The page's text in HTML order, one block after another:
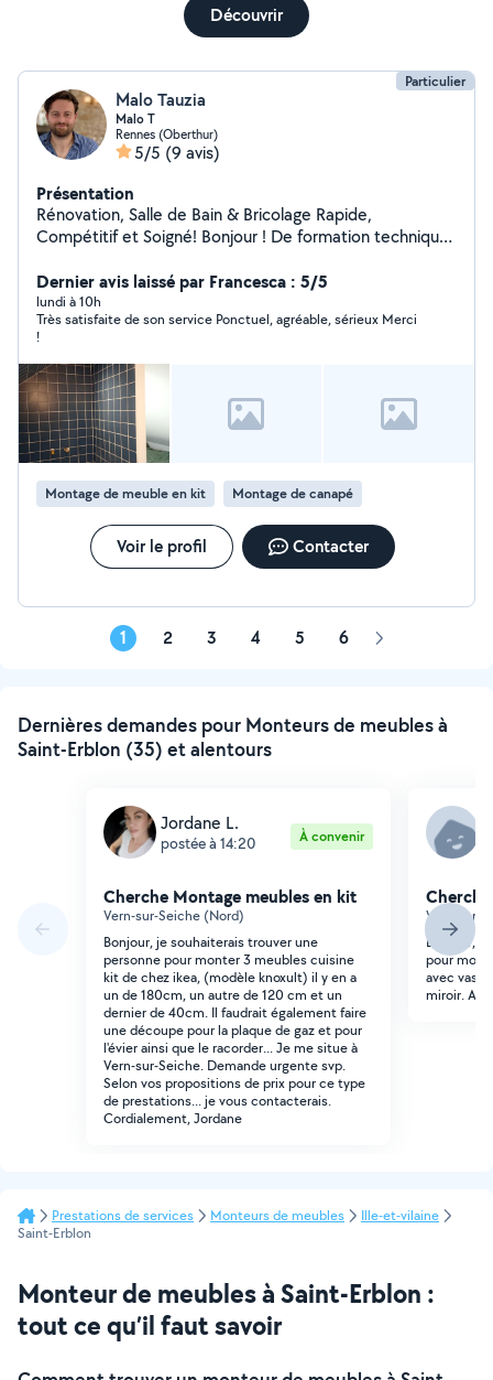
Découvrir
Particulier
Malo Tauzia
Malo T
Rennes (Oberthur)
5/5 (9 avis)
Présentation
Rénovation, Salle de Bain & Bricolage Rapide,
Compétitif et Soigné! Bonjour ! De formation technique
projets de rénovation ou vos besoins du quotidien. ️ Mes
services : Salle de bain clé en main : Plomberie,
électricité, carrelage et faïence. Aménagement
d'intérieur : Pose de placo et création de cloisons.
Bricolage & Petits travaux : Montage de meubles,
électricité, fixations, petites réparations, etc. Mes
engagements : Devis précis dans la journée (gratuit et
sans surprise). Tarifs compétitifs. Délais strictement
tenus et chantier toujours propre. Disponible et réactif.
Contactez-moi dès maintenant pour discuter de votre
projet !
Dernier avis laissé par Francesca : 5/5
lundi à 10h
Très satisfaite de son service Ponctuel, agréable, sérieux Merci
!
Montage de meuble en kit Montage de canapé
Voir le profil Contacter
1 2 3 4 5 6 Page
Dernières demandes pour Monteurs de meubles à
Saint-Erblon (35) et alentours
Jordane L.
postée à 14:20 À convenir
Cherche Montage meubles en kit
Vern-sur-Seiche (Nord)
Bonjour, je souhaiterais trouver une
personne pour monter 3 meubles cuisine
kit de chez ikea, (modèle knoxult) il y en a
un de 180cm, un autre de 120 cm et un
dernier de 40cm. Il faudrait également faire
une découpe pour la plaque de gaz et pour
l'évier ainsi que le racorder... Je me situe à
Vern-sur-Seiche. Demande urgente svp.
Selon vos propositions de prix pour ce type
de prestations... je vous contacterais.
Cordialement, Jordane
Vern-sur-
Bonjour,
pour
avec
miroir.
Prestations de services Monteurs de meubles
Ille-et-vilaine
Saint-Erblon
Monteur de meubles à Saint-Erblon :
tout ce qu’il faut savoir